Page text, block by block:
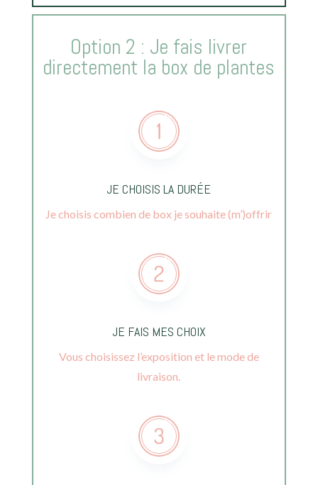
Option 2 : Je fais livrer
directement la box de plantes
JE CHOISIS LA DURÉE
Je choisis combien de box je souhaite (m’)offrir
JE FAIS MES CHOIX
Vous choisissez l’exposition et le mode de
livraison.